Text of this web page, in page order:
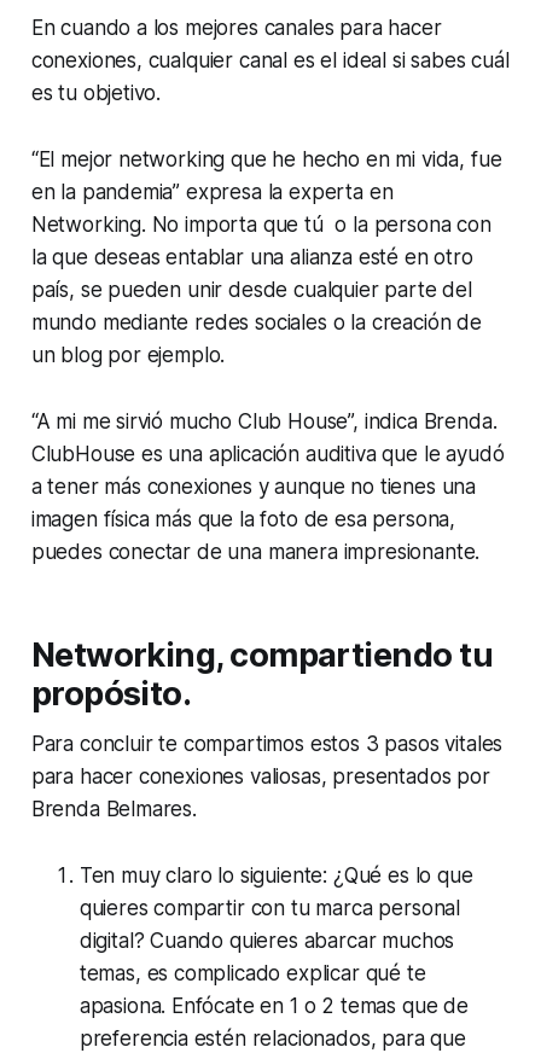
En cuando a los mejores canales para hacer
conexiones, cualquier canal es el ideal si sabes cuál
es tu objetivo.
“El mejor networking que he hecho en mi vida, fue
en la pandemia” expresa la experta en
Networking. No importa que tú o la persona con
la que deseas entablar una alianza esté en otro
país, se pueden unir desde cualquier parte del
mundo mediante redes sociales o la creación de
un blog por ejemplo.
“A mi me sirvió mucho Club House”, indica Brenda.
ClubHouse es una aplicación auditiva que le ayudó
a tener más conexiones y aunque no tienes una
imagen física más que la foto de esa persona,
puedes conectar de una manera impresionante.
Networking, compartiendo tu
propósito.
Para concluir te compartimos estos 3 pasos vitales
para hacer conexiones valiosas, presentados por
Brenda Belmares.
Ten muy claro lo siguiente: ¿Qué es lo que
quieres compartir con tu marca personal
digital? Cuando quieres abarcar muchos
temas, es complicado explicar qué te
apasiona. Enfócate en 1 o 2 temas que de
preferencia estén relacionados, para que